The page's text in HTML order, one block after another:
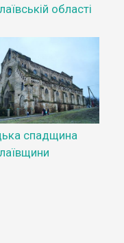
області
спадщина